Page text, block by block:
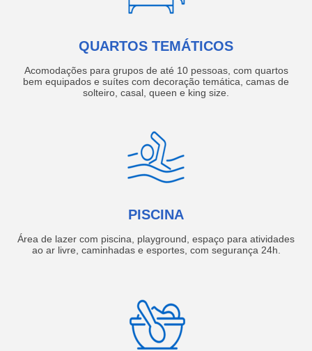
QUARTOS TEMÁTICOS
Acomodações para grupos de até 10 pessoas, com quartos
bem equipados e suítes com decoração temática, camas de
solteiro, casal, queen e king size.
PISCINA
Área de lazer com piscina, playground, espaço para atividades
ao ar livre, caminhadas e esportes, com segurança 24h.